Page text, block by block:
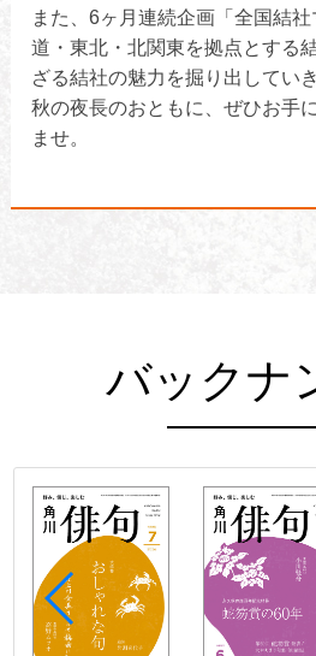
また、6ヶ月連続企画「全国結
道・東北・北関東を拠点とする
ざる結社の魅力を掘り出していき
秋の夜長のおともに、ぜひお手
ませ。
バックナ